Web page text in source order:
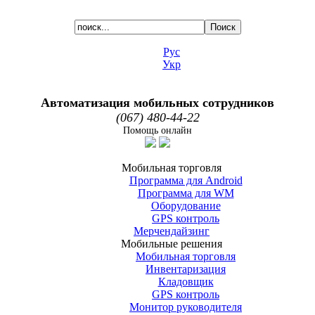
Рус
Укр
Автоматизация мобильных сотрудников
(067) 480-44-22
Помощь онлайн
Мобильная торговля
Программа для Android
Программа для WM
Оборудование
GPS контроль
Мерчендайзинг
Мобильные решения
Мобильная торговля
Инвентаризация
Кладовщик
GPS контроль
Монитор руководителя